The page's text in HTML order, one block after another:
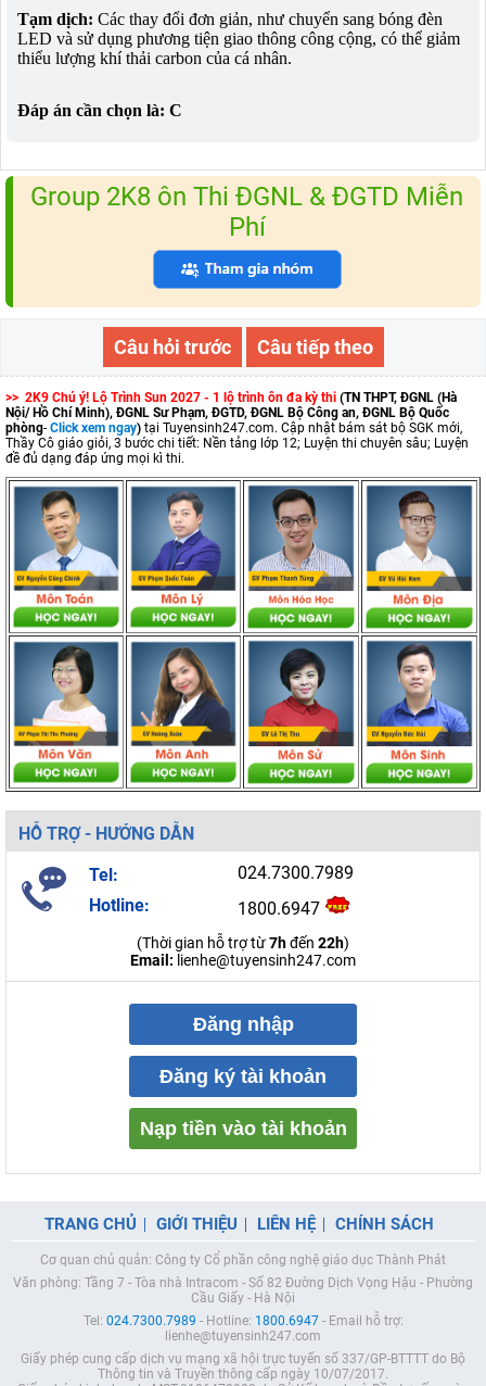
Tạm dịch: Các thay đổi đơn giản, như chuyển sang bóng đèn
LED và sử dụng phương tiện giao thông công cộng, có thể giảm
thiểu lượng khí thải carbon của cá nhân.
Đáp án cần chọn là: C
Group 2K8 ôn Thi ĐGNL & ĐGTD Miễn
Phí
Câu hỏi trước Câu tiếp theo
>> 2K9 Chú ý! Lộ Trình Sun 2027 - 1 lộ trình ôn đa kỳ thi (TN THPT, ĐGNL (Hà
Nội/ Hồ Chí Minh), ĐGNL Sư Phạm, ĐGTD, ĐGNL Bộ Công an, ĐGNL Bộ Quốc
phòng- Click xem ngay) tại Tuyensinh247.com. Cập nhật bám sát bộ SGK mới,
Thầy Cô giáo giỏi, 3 bước chi tiết: Nền tảng lớp 12; Luyện thi chuyên sâu; Luyện
đề đủ dạng đáp ứng mọi kì thi.
HỖ TRỢ - HƯỚNG DẪN
Tel:
024.7300.7989
Hotline:
1800.6947
(Thời gian hỗ trợ từ7hđến 22h)
Email: lienhe@tuyensinh247.com
Đăng nhập
Đăng ký tài khoản
Nạp tiền vào tài khoản
TRANG CHỦ GIỚI THIỆU LIÊN HỆ CHÍNH SÁCH
Cơ quan chủ quản: Công ty Cổ phần công nghệ giáo dục Thành Phát
Văn phòng: Tầng 7 - Tòa nhà Intracom - Số 82 Đường Dịch Vọng Hậu - Phường
Cầu Giấy - Hà Nội
Tel: 024.7300.7989 - Hotline: 1800.6947- Email hỗ trợ:
lienhe@tuyensinh247.com
Giấy phép cung cấp dịch vụ mạng xã hội trực tuyến số 337/GP-BTTTT do Bộ
Thông tin và Truyền thông cấp ngày 10/07/2017.